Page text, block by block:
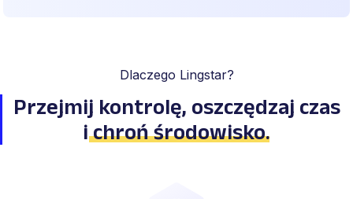
Dlaczego Lingstar?
Przejmij kontrolę, oszczędzaj czas
ichroń środowisko.